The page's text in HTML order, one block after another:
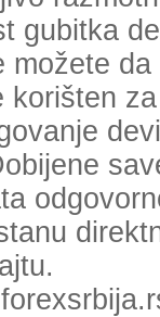
gubitka
možete